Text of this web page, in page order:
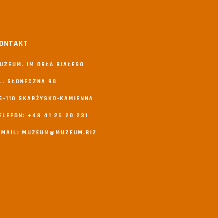
IM ORŁA BIAŁEGO
SŁONECZNA 90
110 SKARŻYSKO-KAMIENNA
+48 41 25 20 231
MUZEUM@MUZEUM.BIZ